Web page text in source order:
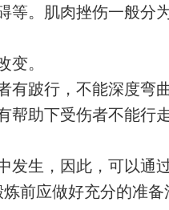
等。肌肉挫伤一般分
变。
有跛行，不能深度弯
帮助下受伤者不能行走
发生，因此，可以通
前应做好充分的准